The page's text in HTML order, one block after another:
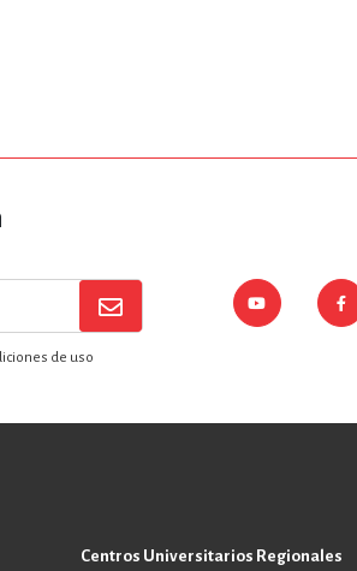
de uso
Centros Universitarios Regionales